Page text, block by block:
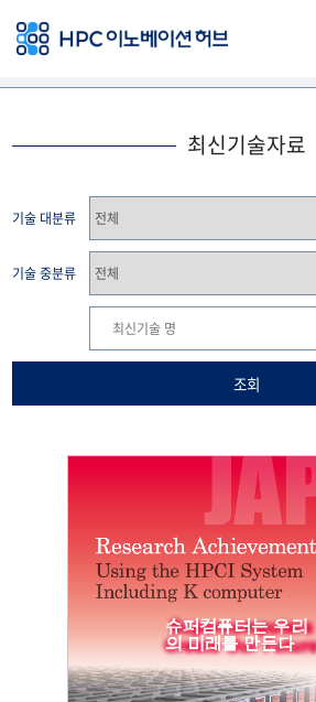
최신기술자료
기술 대분류
기술 중분류